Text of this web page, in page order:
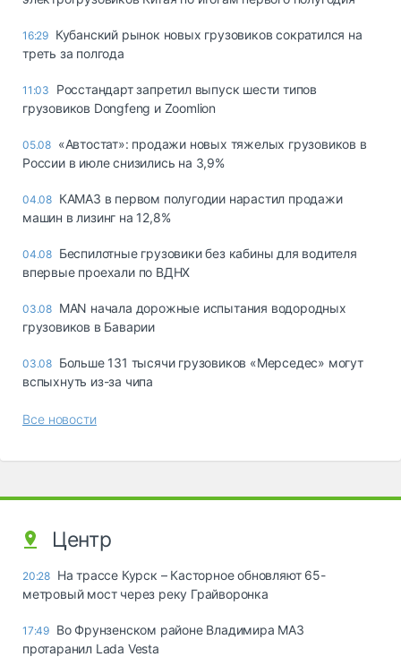
16:29 Кубанский рынок новых грузовиков сократился на
треть за полгода
11:03
Росстандарт запретил выпуск шести типов
грузовиков Dongfeng и Zoomlion
05.08 «Автостат»: продажи новых тяжелых грузовиков в
России в июле снизились на 3,9%
04.08 КАМАЗ в первом полугодии нарастил продажи
машин в лизинг на 12,8%
04.08 Беспилотные грузовики без кабины для водителя
впервые проехали по ВДНХ
03.08 MAN начала дорожные испытания водородных
грузовиков в Баварии
03.08 Больше 131 тысячи грузовиков «Мерседес» могут
вспыхнуть из-за чипа
Все новости
Центр
20:28 На трассе Курск – Касторное обновляют 65-
метровый мост через реку Грайворонка
17:49 Во Фрунзенском районе Владимира МАЗ
протаранил Lada Vesta